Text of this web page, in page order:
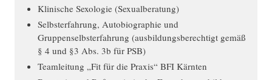
Klinische Sexologie (Sexualberatung)
Selbsterfahrung, Autobiographie und
Gruppenselbsterfahrung (ausbildungsberechtigt gemäß
§ 4 und §3 Abs. 3b für PSB)
Teamleitung „Fit für die Praxis“ BFI Kärnten